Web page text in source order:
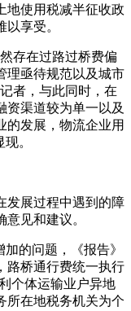
地使用税减半征收政
享受。
存在过路过桥费偏
理亟待规范以及城市
者，与此同时，在
资渠道较为单一以及
的发展，物流企业用
。
发展过程中遇到的障
见和建议。
的问题，《报告》
路桥通行费统一执行
个体运输业户异地
所在地税务机关为个